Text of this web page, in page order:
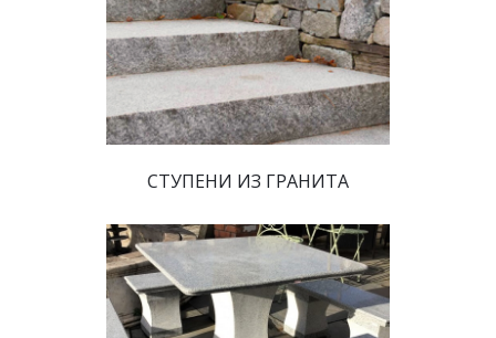
СТУПЕНИ ИЗ ГРАНИТА